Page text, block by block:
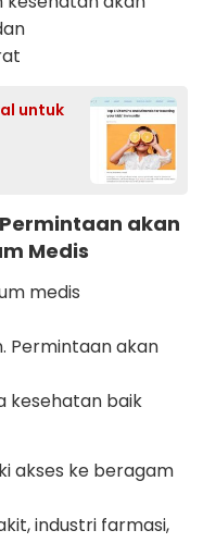
untuk
akan
Medis
medis
Permintaan akan
kesehatan baik
akses ke beragam
industri farmasi,